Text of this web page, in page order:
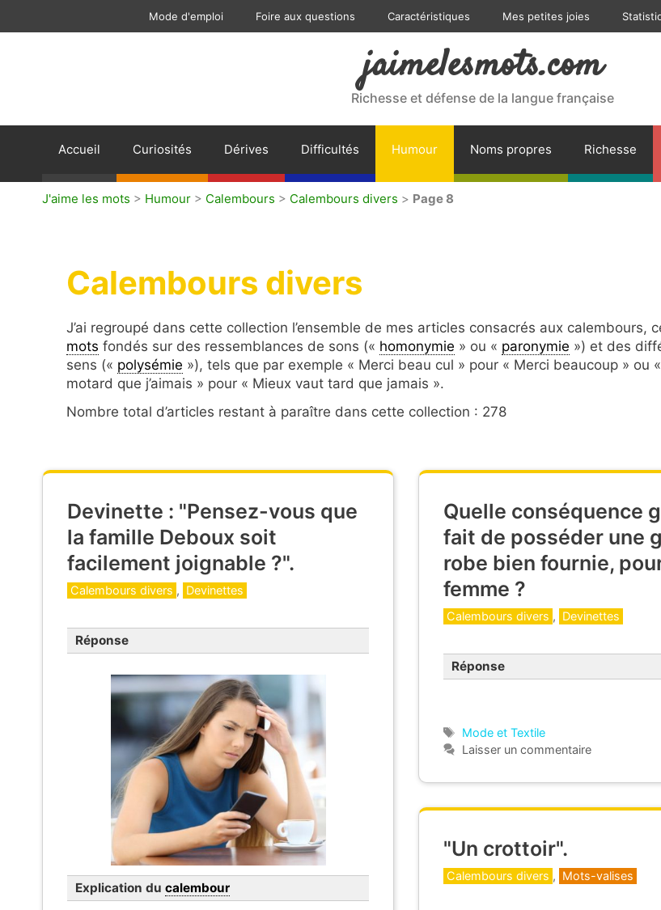
Mode d'emploi Foire aux questions Caractéristiques Mes petites joies
jaimelesmots.com
Richesse et défense de la langue française
Accueil Curiosités Dérives Difficultés Humour Noms propres Richesse
J'aime les mots > Humour > Calembours > Calembours divers > Page 8
Calembours divers
J’ai regroupé dans cette collection l’ensemble de mes articles consacrés aux calembours,
mots fondés sur des ressemblances de sons (« homonymie » ou « paronymie ») et des
sens (« polysémie »), tels que par exemple « Merci beau cul » pour « Merci beaucoup » ou
motard que j’aimais » pour « Mieux vaut tard que jamais ».
Nombre total d’articles restant à paraître dans cette collection : 278
Devinette : "Pensez-vous que
la famille Deboux soit
facilement joignable ?".
Catégories
Calembours divers , Devinettes
Réponse
Explication du calembour
Quelle conséquence
fait de posséder une
robe bien fournie,
femme ?
Catégories
Calembours divers , Devinettes
Réponse
Étiquettes
Mode et Textile
Laisser un commentaire
"Un crottoir".
Catégories
Calembours divers , Mots-valises